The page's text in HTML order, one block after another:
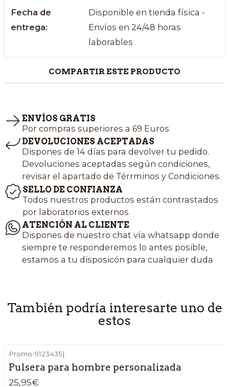
Fecha de
entrega:
Disponible en tienda física -
Envíos en 24/48 horas
laborables
COMPARTIR ESTE PRODUCTO
ENVÍOS GRATIS
Por compras superiores a 69 Euros
DEVOLUCIONES ACEPTADAS
Dispones de 14 días para devolver tu pedido.
Devoluciones aceptadas según condiciones,
revisar el apartado de Térrminos y Condiciones.
SELLO DE CONFIANZA
Todos nuestros productos están contrastados
por laboratorios externos
ATENCIÓN AL CLIENTE
Dispones de nuestro chat vía whatsapp donde
siempre te responderemos lo antes posible,
estamos a tu disposicón para cualquier duda
También podría interesarte uno de
estos
Promo-9123435|
Pulsera para hombre personalizada
25,95€